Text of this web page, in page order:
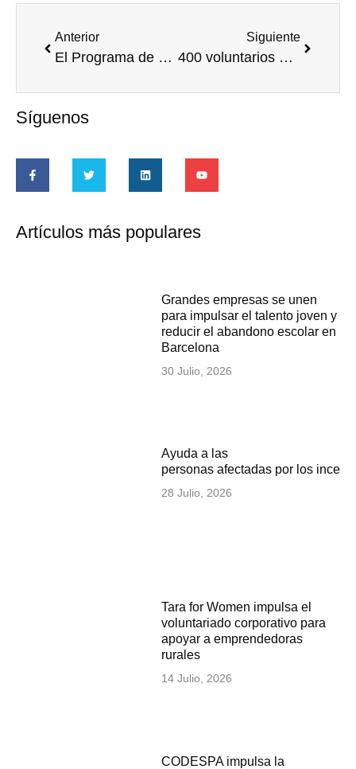
Anterior
El Programa de Voluntariado de Quilmes benefició a más de 2.300 niños y jóvenes en 2013
Siguiente
400 voluntarios del sector financiero acercan las finanzas básicas a 13.200 alumnos catalanes de 4º de la ESO
Síguenos
Artículos más populares
Grandes empresas se unen
para impulsar el talento joven y
reducir el abandono escolar en
Barcelona
30 Julio, 2026
Ayuda a las
personas afectadas por los
28 Julio, 2026
Tara for Women impulsa el
voluntariado corporativo para
apoyar a emprendedoras
rurales
14 Julio, 2026
CODESPA impulsa la